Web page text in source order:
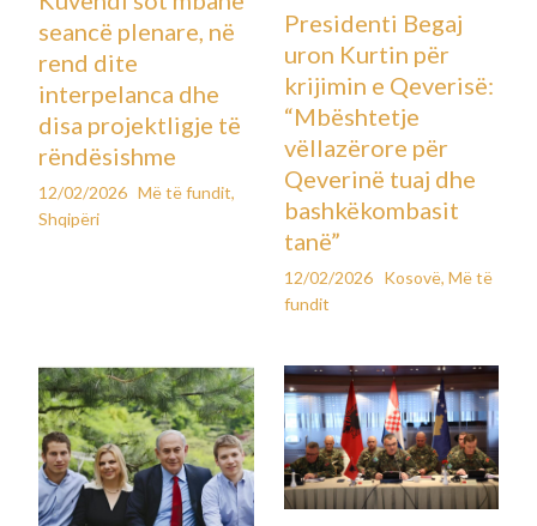
seancë plenare, në
rend dite
interpelanca dhe
disa projektligje të
rëndësishme
12/02/2026 Më të fundit,
Shqipëri
Presidenti Begaj
uron Kurtin për
krijimin e Qeverisë:
“Mbështetje
vëllazërore për
Qeverinë tuaj dhe
bashkëkombasit
tanë”
12/02/2026 Kosovë, Më të
fundit